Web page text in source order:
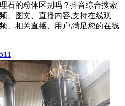
石的粉体区别吗？抖音综合搜索
、图文、直播内容,支持在线观
、相关直播、用户,满足您的在线